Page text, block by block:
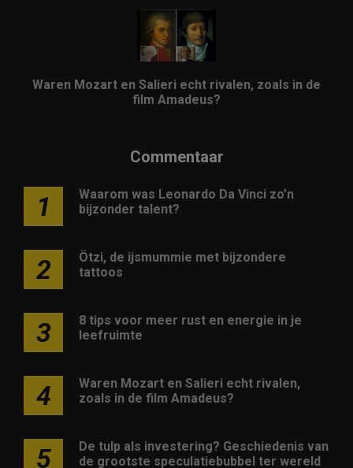
Waren Mozart en Salieri echt rivalen, zoals in de
film Amadeus?
Commentaar
1
Waarom was Leonardo Da Vinci zo’n
bijzonder talent?
2
Ötzi, de ijsmummie met bijzondere
tattoos
3
8 tips voor meer rust en energie in je
leefruimte
4
Waren Mozart en Salieri echt rivalen,
zoals in de film Amadeus?
5
De tulp als investering? Geschiedenis van
de grootste speculatiebubbel ter wereld